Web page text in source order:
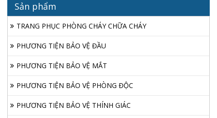
Sản phẩm
TRANG PHỤC PHÒNG CHÁY CHỮA CHÁY
PHƯƠNG TIỆN BẢO VỆ ĐẦU
PHƯƠNG TIỆN BẢO VỆ MẮT
PHƯƠNG TIỆN BẢO VỆ PHÒNG ĐỘC
PHƯƠNG TIỆN BẢO VỆ THÍNH GIÁC